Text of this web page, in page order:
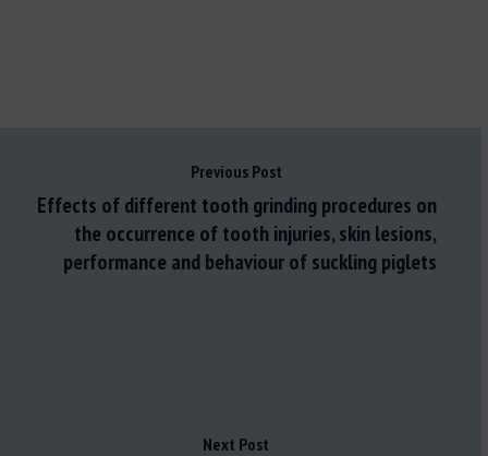
Previous Post
Effects of different tooth grinding procedures on
the occurrence of tooth injuries, skin lesions,
performance and behaviour of suckling piglets
Next Post